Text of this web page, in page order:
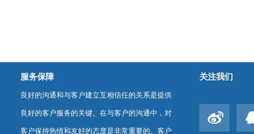
服务保障
良好的沟通和与客户建立互相信任的关系是提供
良好的客户服务的关键。在与客户的沟通中，对
客户保持热情和友好的态度是非常重要的。客户
关注我们